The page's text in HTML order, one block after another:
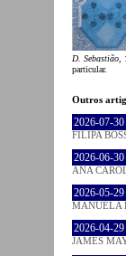
D. Sebastião,
particular.
Outros
2026-07-30
FILIPA
2026-06-30
ANA
2026-05-29
MANUELA
2026-04-29
JAMES